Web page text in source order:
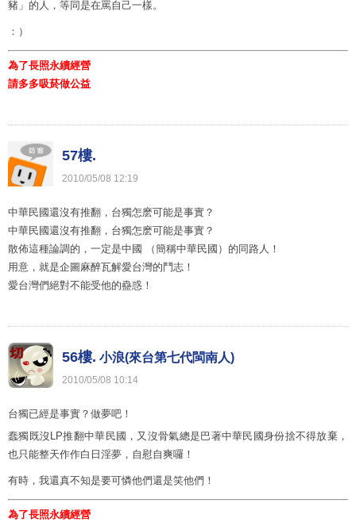
豬」的人，等同是在罵自己一樣。
：）
為了長照永續經營
請多多吸菸做公益
57樓.
2010/05/08 12:19
中華民國還沒有推翻，台獨怎麽可能是事實？
中華民國還沒有推翻，台獨怎麽可能是事實？
散佈這種論調的，一定是中國 （簡稱中華民國）的同路人！
用意，就是企圖麻醉瓦解愛台灣的鬥志！
愛台灣們絕對不能受他的蠱惑！
56樓. 小浪(來台第七代閩南人)
2010/05/08 10:14
台獨已經是事實？做夢吧！
蠢獨既沒LP推翻中華民國，又沒骨氣總是巴著中華民國身份捨不得放棄，
也只能整天作作白日淫夢，自慰自爽囉！
有時，我還真不知是要可憐他們還是笑他們！
為了長照永續經營